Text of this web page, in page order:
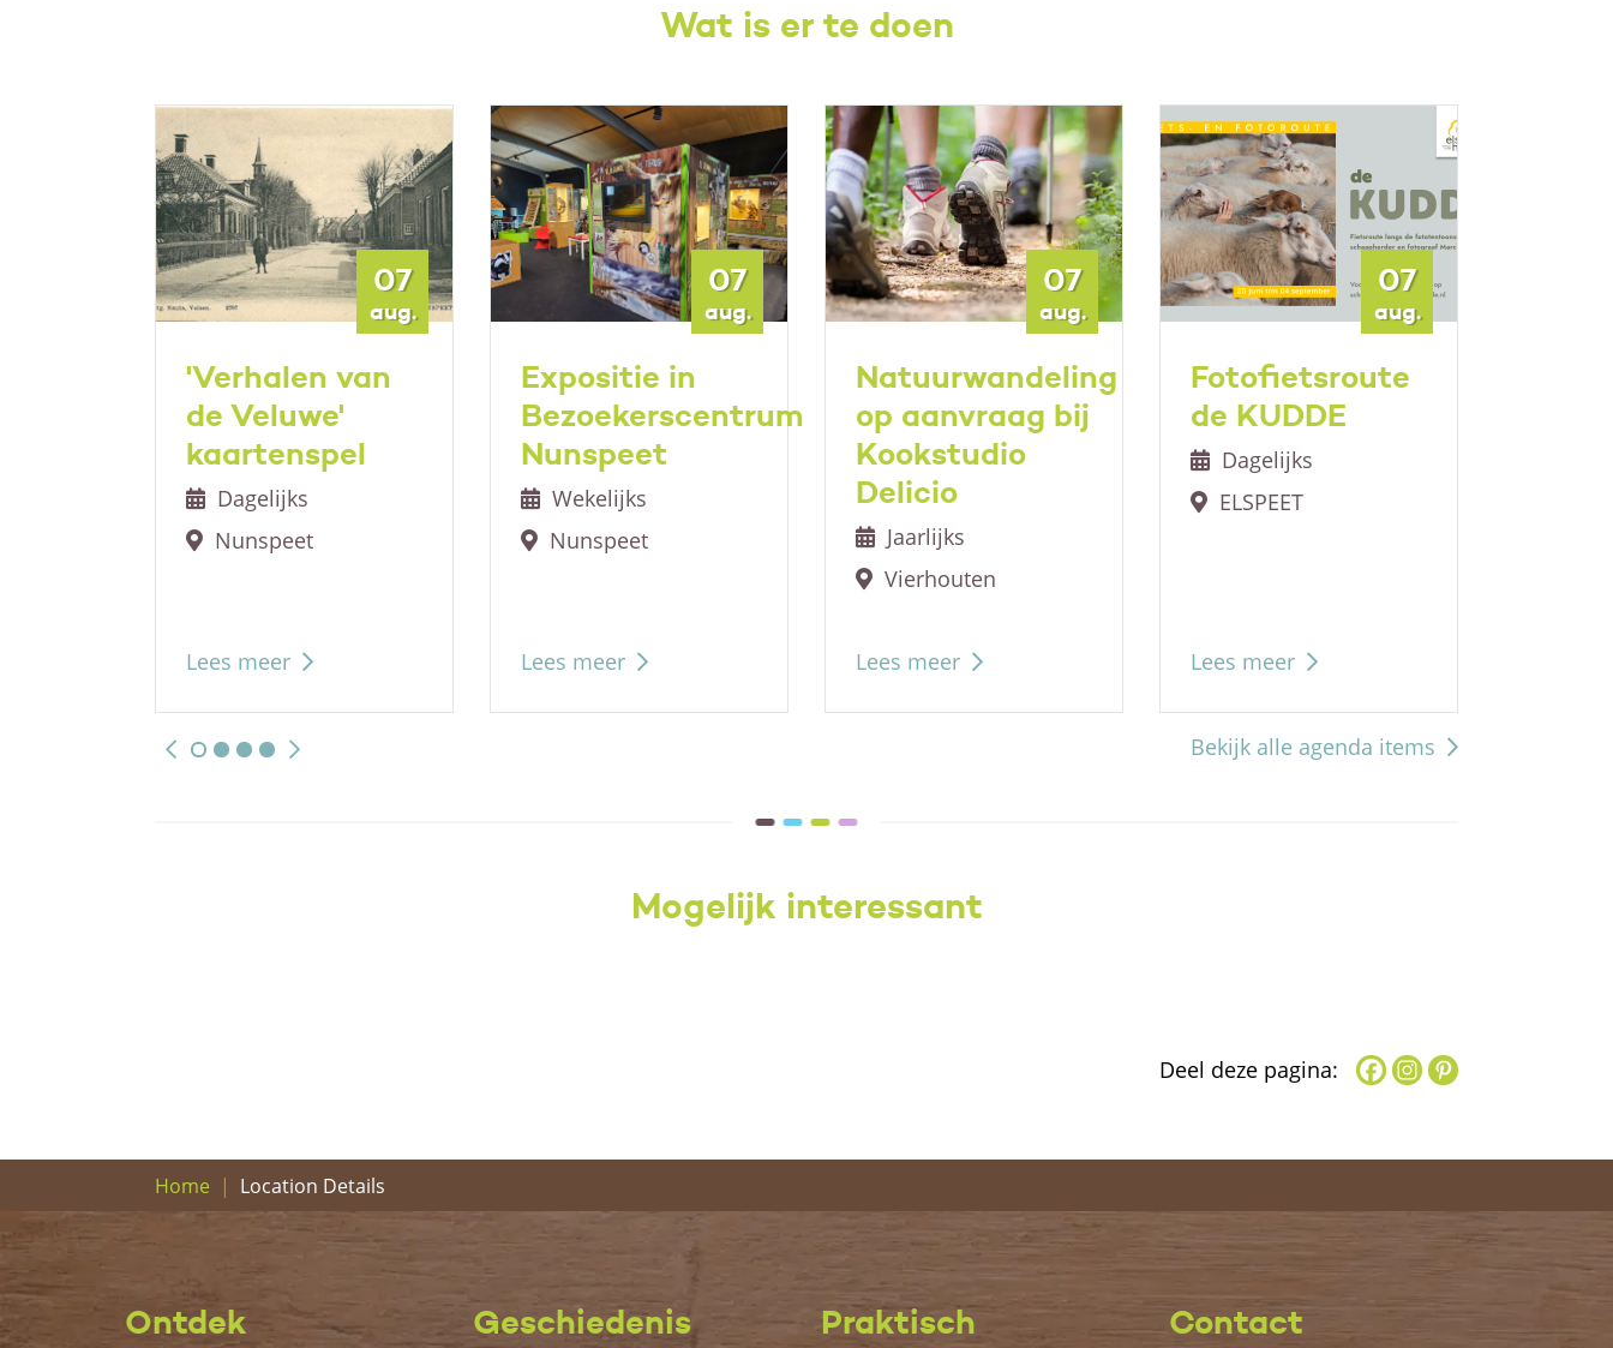
Wat is er te doen
07
aug.
'Verhalen van
de Veluwe'
kaartenspel
Dagelijks
Nunspeet
Lees meer
07
aug.
Expositie in
Bezoekerscentrum
Nunspeet
Wekelijks
Nunspeet
Lees meer
07
aug.
Natuurwandeling
op aanvraag bij
Kookstudio
Delicio
Jaarlijks
Vierhouten
Lees meer
07
aug.
Fotofietsroute
de KUDDE
Dagelijks
ELSPEET
Lees meer
Bekijk alle agenda items
Mogelijk interessant
Deel deze pagina:
Home Location Details
Ontdek Geschiedenis Praktisch Contact